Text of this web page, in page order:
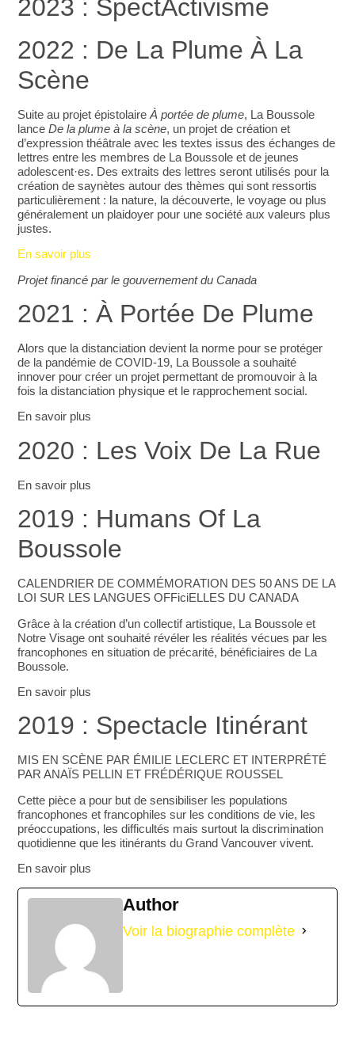
2023 : SpectActivisme
2022 : De La Plume À La
Scène
Suite au projet épistolaireÀ portée de plume, La Boussole
lanceDe la plume à la scène, un projet de création et
d’expression théâtrale avec les textes issus des échanges de
lettres entre les membres de La Boussole et de jeunes
adolescent·es. Des extraits des lettres seront utilisés pour la
création de saynètes autour des thèmes qui sont ressortis
particulièrement : la nature, la découverte, le voyage ou plus
généralement un plaidoyer pour une société aux valeurs plus
justes.
En savoir plus
Projet financé par le gouvernement du Canada
2021 : À Portée De Plume
Alors que la distanciation devient la norme pour se protéger
de la pandémie de COVID-19, La Boussole a souhaité
innover pour créer un projet permettant de promouvoir à la
fois la distanciation physique et le rapprochement social.
En savoir plus
2020 : Les Voix De La Rue
En savoir plus
2019 : Humans Of La
Boussole
CALENDRIER DE COMMÉMORATION DES 50 ANS DE LA
LOI SUR LES LANGUES OFFiciELLES DU CANADA
Grâce à la création d’un collectif artistique, La Boussole et
Notre Visage ont souhaité révéler les réalités vécues par les
francophones en situation de précarité, bénéficiaires de La
Boussole.
En savoir plus
2019 : Spectacle Itinérant
MIS EN SCÈNE PAR ÉMILIE LECLERC ET INTERPRÉTÉ
PAR ANAÏS PELLIN ET FRÉDÉRIQUE ROUSSEL
Cette pièce a pour but de sensibiliser les populations
francophones et francophiles sur les conditions de vie, les
préoccupations, les difficultés mais surtout la discrimination
quotidienne que les itinérants du Grand Vancouver vivent.
En savoir plus
Author
Voir la biographie complète